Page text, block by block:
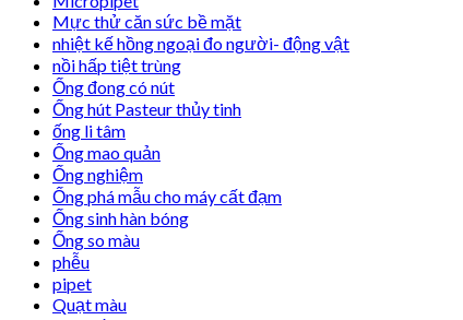
Mực thử căn sức bề mặt
nhiệt kế hồng ngoại đo người- động vật
nồi hấp tiệt trùng
Ống đong có nút
Ống hút Pasteur thủy tinh
ống li tâm
Ống mao quản
Ống nghiệm
Ống phá mẫu cho máy cất đạm
Ống sinh hàn bóng
Ống so màu
phễu
pipet
Quạt màu